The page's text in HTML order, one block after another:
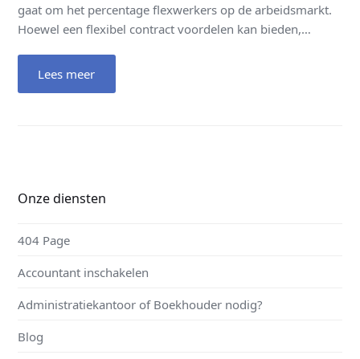
gaat om het percentage flexwerkers op de arbeidsmarkt.
Hoewel een flexibel contract voordelen kan bieden,…
Lees meer
Onze diensten
404 Page
Accountant inschakelen
Administratiekantoor of Boekhouder nodig?
Blog